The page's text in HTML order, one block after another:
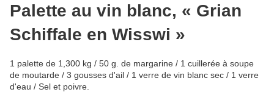
Palette au vin blanc, « Grian
Schiffale en Wisswi »
1 palette de 1,300 kg / 50 g. de margarine / 1 cuillerée à soupe
de moutarde / 3 gousses d'ail / 1 verre de vin blanc sec / 1 verre
d'eau / Sel et poivre.